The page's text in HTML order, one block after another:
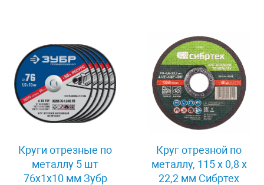
Круги отрезные по
металлу 5 шт
76x1x10 мм Зубр
Круг отрезной по
металлу, 115 х 0,8 х
22,2 мм Сибртех